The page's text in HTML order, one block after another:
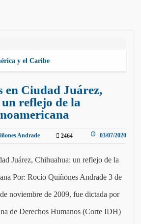
y el Caribe
en Ciudad Juárez,
reflejo de la
Andrade 2464 03/07/2020
Juárez, Chihuahua: un reflejo de la
Por: Rocío Quiñones Andrade 3 de
noviembre de 2009, fue dictada por
de Derechos Humanos (Corte IDH)